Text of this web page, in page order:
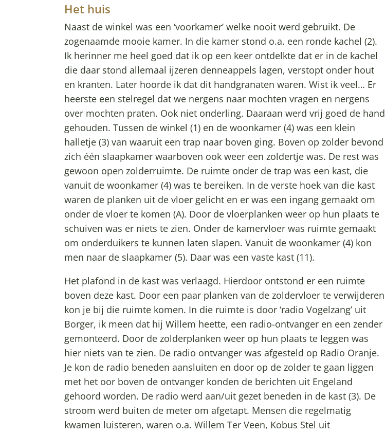
Het huis
Naast de winkel was een ‘voorkamer’ welke nooit werd gebruikt. De
zogenaamde mooie kamer. In die kamer stond o.a. een ronde kachel (2).
Ik herinner me heel goed dat ik op een keer ontdelkte dat er in de kachel
die daar stond allemaal ijzeren denneappels lagen, verstopt onder hout
en kranten. Later hoorde ik dat dit handgranaten waren. Wist ik veel… Er
heerste een stelregel dat we nergens naar mochten vragen en nergens
over mochten praten. Ook niet onderling. Daaraan werd vrij goed de hand
gehouden. Tussen de winkel (1) en de woonkamer (4) was een klein
halletje (3) van waaruit een trap naar boven ging. Boven op zolder bevond
zich één slaapkamer waarboven ook weer een zoldertje was. De rest was
gewoon open zolderruimte. De ruimte onder de trap was een kast, die
vanuit de woonkamer (4) was te bereiken. In de verste hoek van die kast
waren de planken uit de vloer gelicht en er was een ingang gemaakt om
onder de vloer te komen (A). Door de vloerplanken weer op hun plaats te
schuiven was er niets te zien. Onder de kamervloer was ruimte gemaakt
om onderduikers te kunnen laten slapen. Vanuit de woonkamer (4) kon
men naar de slaapkamer (5). Daar was een vaste kast (11).
Het plafond in de kast was verlaagd. Hierdoor ontstond er een ruimte
boven deze kast. Door een paar planken van de zoldervloer te verwijderen
kon je bij die ruimte komen. In die ruimte is door ‘radio Vogelzang’ uit
Borger, ik meen dat hij Willem heette, een radio-ontvanger en een zender
gemonteerd. Door de zolderplanken weer op hun plaats te leggen was
hier niets van te zien. De radio ontvanger was afgesteld op Radio Oranje.
Je kon de radio beneden aansluiten en door op de zolder te gaan liggen
met het oor boven de ontvanger konden de berichten uit Engeland
gehoord worden. De radio werd aan/uit gezet beneden in de kast (3). De
stroom werd buiten de meter om afgetapt. Mensen die regelmatig
kwamen luisteren, waren o.a. Willem Ter Veen, Kobus Stel uit